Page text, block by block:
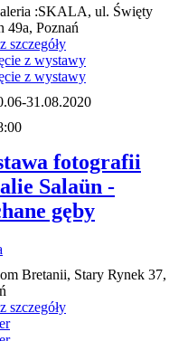
:SKALA, ul. Święty
49a, Poznań
szczegóły
31.08.2020
fotografii
Salaün -
gęby
Bretanii, Stary Rynek 37,
szczegóły